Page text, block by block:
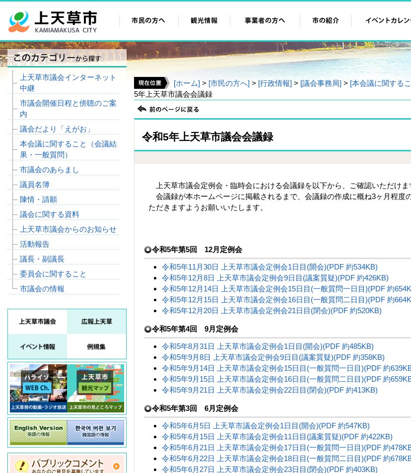
[ホーム] > [市民の方へ] > [行政情報] > [議会事務局] > [本会議に関する
5年上天草市議会会議録
令和5年上天草市議会会議録
上天草市議会定例会・臨時会における会議録を以下から、ご確認いただけま
会議録が本ホームページに掲載されるまで、会議録の作成に概ね3ヶ月程度
ただきますようお願いいたします。
令和5年第5回 12月定例会
令和5年11月30日 上天草市議会定例会1日目(開会)(PDF 約534KB)
令和5年12月8日 上天草市議会定例会9日目(議案質疑)(PDF 約426KB)
令和5年12月14日 上天草市議会定例会15日目(一般質問一日目)(PDF 約
令和5年12月15日 上天草市議会定例会16日目(一般質問二日目)(PDF 約
令和5年12月20日 上天草市議会定例会21日目(閉会)(PDF 約520KB)
令和5年第4回 9月定例会
令和5年8月31日 上天草市議会定例会1日目(開会)(PDF 約485KB)
令和5年9月8日 上天草市議会定例会9日目(議案質疑)(PDF 約358KB)
令和5年9月14日 上天草市議会定例会15日目(一般質問一日目)(PDF 約
令和5年9月15日 上天草市議会定例会16日目(一般質問二日目)(PDF 約
令和5年9月21日 上天草市議会定例会22日目(閉会)(PDF 約413KB)
令和5年第3回 6月定例会
令和5年6月5日 上天草市議会定例会1日目(開会)(PDF 約547KB)
令和5年6月15日 上天草市議会定例会11日目(議案質疑)(PDF 約422KB)
令和5年6月21日 上天草市議会定例会17日目(一般質問一日目)(PDF 約
令和5年6月22日 上天草市議会定例会18日目(一般質問二日目)(PDF 約
令和5年6月27日 上天草市議会定例会23日目(閉会)(PDF 約403KB)
上天草市議会インターネット
中継
市議会開催日程と傍聴のご案
内
議会だより「えがお」
本会議に関すること（会議結
果・一般質問）
市議会のあらまし
議員名簿
陳情・請願
議会に関する資料
上天草市議会からのお知らせ
活動報告
議長・副議長
委員会に関すること
市議会の情報